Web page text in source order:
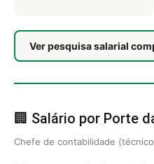
Ver pesquisa salarial
🏢 Salário por Porte
Chefe de contabilidade